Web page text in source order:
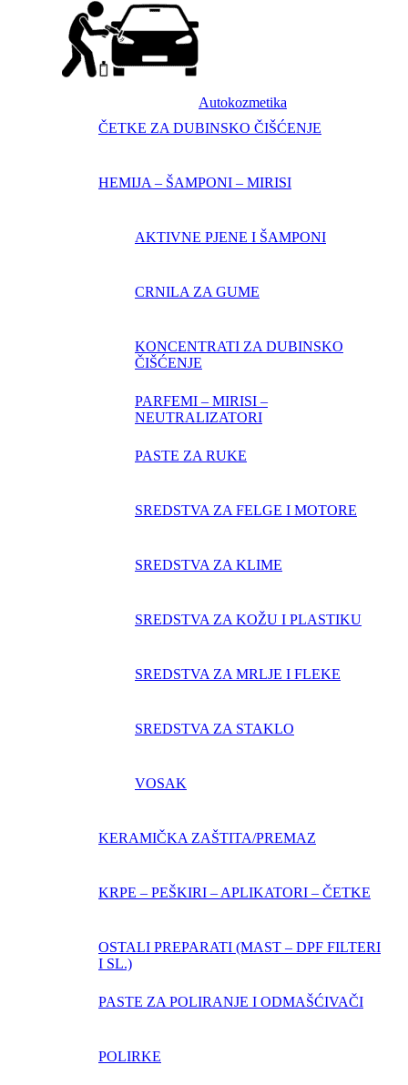
Autokozmetika
ČETKE ZA DUBINSKO ČIŠĆENJE
HEMIJA – ŠAMPONI – MIRISI
AKTIVNE PJENE I ŠAMPONI
CRNILA ZA GUME
KONCENTRATI ZA DUBINSKO
ČIŠĆENJE
PARFEMI – MIRISI –
NEUTRALIZATORI
PASTE ZA RUKE
SREDSTVA ZA FELGE I MOTORE
SREDSTVA ZA KLIME
SREDSTVA ZA KOŽU I PLASTIKU
SREDSTVA ZA MRLJE I FLEKE
SREDSTVA ZA STAKLO
VOSAK
KERAMIČKA ZAŠTITA/PREMAZ
KRPE – PEŠKIRI – APLIKATORI – ČETKE
OSTALI PREPARATI (MAST – DPF FILTERI
I SL.)
PASTE ZA POLIRANJE I ODMAŠĆIVAČI
POLIRKE